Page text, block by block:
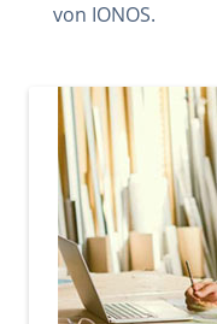
von IONOS.